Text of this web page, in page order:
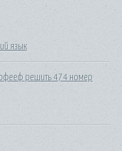
язык
решить 474 номер